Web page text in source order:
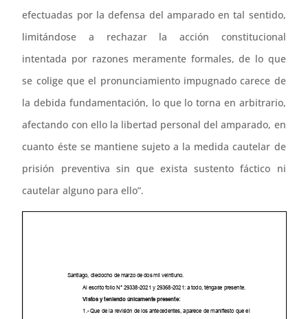
efectuadas por la defensa del amparado en tal sentido,
limitándose a rechazar la acción constitucional
intentada por razones meramente formales, de lo que
se colige que el pronunciamiento impugnado carece de
la debida fundamentación, lo que lo torna en arbitrario,
afectando con ello la libertad personal del amparado, en
cuanto éste se mantiene sujeto a la medida cautelar de
prisión preventiva sin que exista sustento fáctico ni
cautelar alguno para ello”.